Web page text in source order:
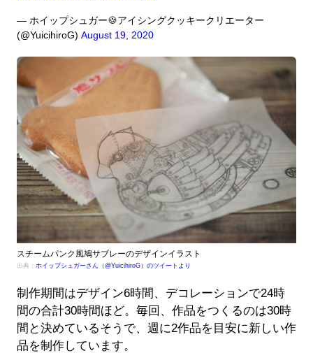
— ホイップシュガー🍪アイシングクッキークリエーター
(@YuicihiroG) August 19, 2020
スチームパンク風鳩サブレーのデザインイラスト
出典： ホイップシュガーさん（@YuicihiroG）のツイートより
制作期間はデザイン6時間、デコレーションで24時
間の合計30時間ほど。毎回、作品をつくるのは30時
間と決めているそうで、週に2作品を目安に新しい作
品を制作しています。